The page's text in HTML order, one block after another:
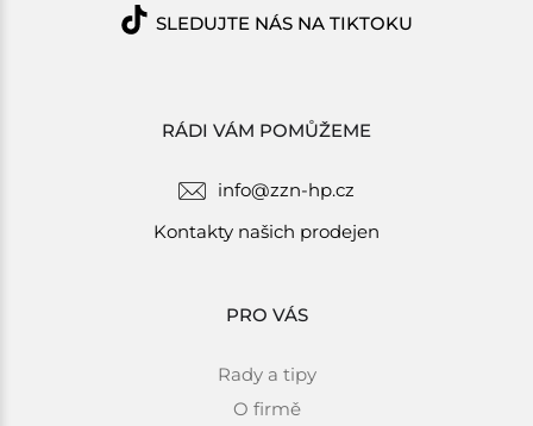
RÁDI VÁM POMŮŽEME
info@zzn-hp.cz
Kontakty našich prodejen
PRO VÁS
Rady a tipy
O firmě
SLEDUJTE NÁS NA TIKTOKU